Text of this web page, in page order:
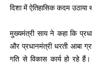
दिशा में ऐतिहासिक कदम उठाया
मुख्यमंत्री साय ने कहा कि
और प्रधानमंत्री धरती आबा
गति से विकास कार्य हो रहे